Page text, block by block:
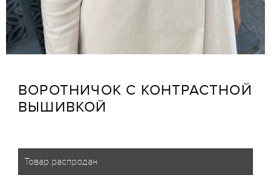
ВОРОТНИЧОК С КОНТРАСТНОЙ
ВЫШИВКОЙ
Товар распродан